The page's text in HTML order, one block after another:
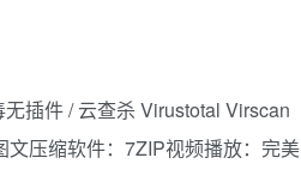
插件 / 云查杀 Virustotal Virscan
文压缩软件：7ZIP视频播放：完美